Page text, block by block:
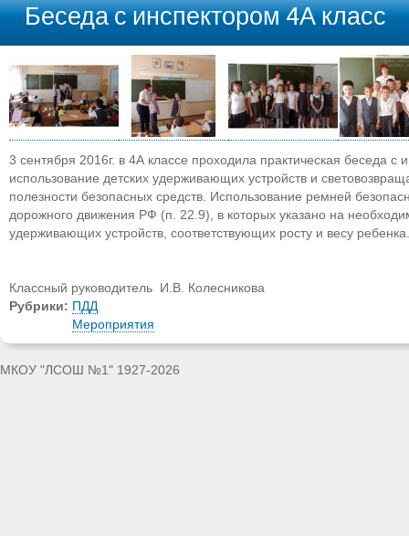
Беседа с инспектором 4А класс
3 сентября 2016г. в 4А классе проходила практическая беседа
использование детских удерживающих устройств и
полезности безопасных средств. Использование ремней
дорожного движения РФ (п. 22.9), в которых указано на
удерживающих устройств, соответствующих росту и весу ребенка.
Классный руководитель И.В. Колесникова
Рубрики: ПДД
Мероприятия
МКОУ "ЛСОШ №1" 1927-2026